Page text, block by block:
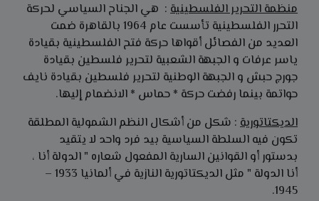
منظمة التحرير الفلسطينية : هي الجناح السياسي لحركة
التحرر الفلسطينية تأسست عام 1964 بالقاهرة ضمت
العديد من الفصائل أقواها حركة فتح الفلسطينية بقيادة
ياسر عرفات و الجبهة الشعبية لتحرير فلسطين بقيادة
جورج حبش و الجبهة الوطنية لتحرير فلسطين بقيادة نايف
حواتمة بينما رفضت حركة * حماس * الانضمام إليها.
الديكتاتورية : شكل من أشكال النظم الشمولية المطلقة
تكون فيه السلطة السياسية بيد فرد واحد لا يتقيد
بدستور أو القوانين السارية المفعول شعاره " الدولة أنا ،
أنا الدولة " مثل الديكتاتورية النازية في ألمانيا 1933 –
1945.